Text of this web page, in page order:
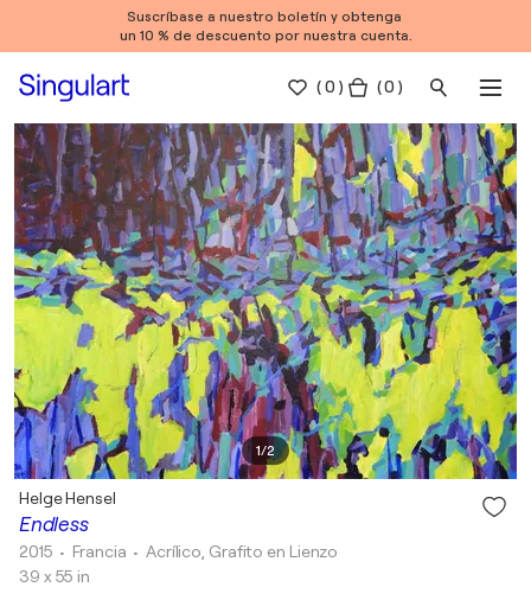
Suscríbase a nuestro boletín y obtenga
un 10 % de descuento por nuestra cuenta.
(0 ) ( 0 )
1/2
Endless
Helge Hensel
2015 • Francia • Acrílico, Grafito en Lienzo
39 x 55 in